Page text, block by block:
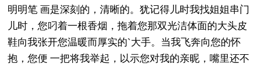
明明笔 画是深刻的，清晰的。犹记得儿时我找姐姐串门
儿时，您叼着一根香烟，拖着您那双光洁体面的大头皮
鞋向我张开您温暖而厚实的`大手。当我飞奔向您的怀
抱，您便 一把将我举起，以示您对我的亲昵，嘴里还不